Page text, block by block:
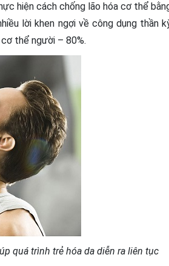
hiện cách chống lão hóa cơ thể
lời khen ngợi về công dụng thần
thể người – 80%.
quá trình trẻ hóa da diễn ra liên tục